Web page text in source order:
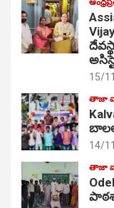
15/
తాజా
14/
తాజా